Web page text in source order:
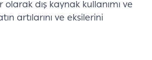
dış kaynak kullanımı ve
artılarını ve eksilerini